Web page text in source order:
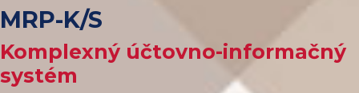
MRP-K/S
Komplexný účtovno-informačný
systém